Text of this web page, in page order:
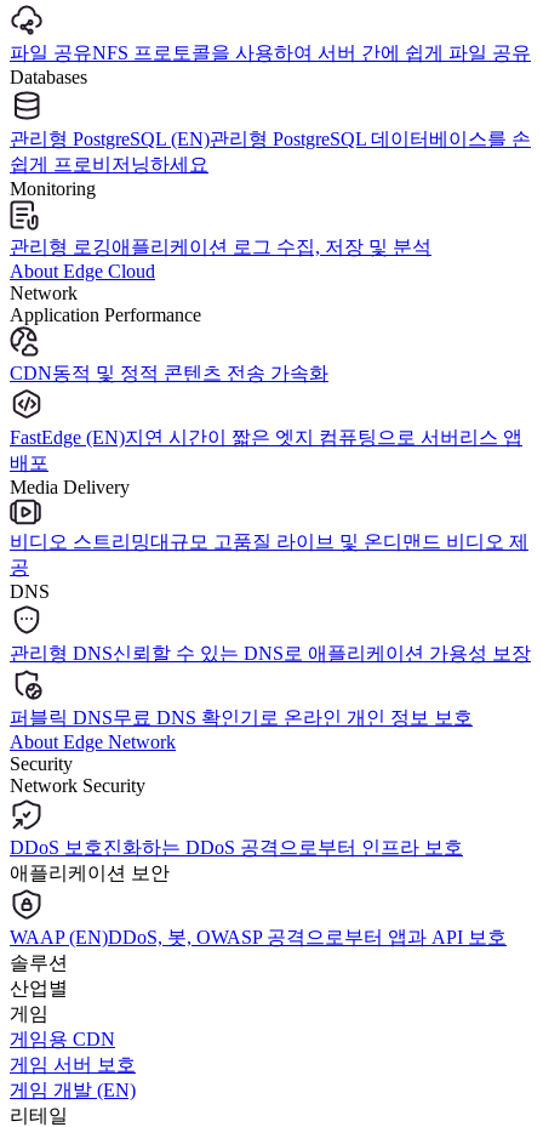
파일 공유NFS 프로토콜을 사용하여 서버 간에 쉽게 파일 공유
Databases
관리형 PostgreSQL (EN)관리형 PostgreSQL 데이터베이스를 손
쉽게 프로비저닝하세요
Monitoring
관리형 로깅애플리케이션 로그 수집, 저장 및 분석
About Edge Cloud
Network
Application Performance
CDN동적 및 정적 콘텐츠 전송 가속화
FastEdge (EN)지연 시간이 짧은 엣지 컴퓨팅으로 서버리스 앱
배포
Media Delivery
비디오 스트리밍대규모 고품질 라이브 및 온디맨드 비디오 제
공
DNS
관리형 DNS신뢰할 수 있는 DNS로 애플리케이션 가용성 보장
퍼블릭 DNS무료 DNS 확인기로 온라인 개인 정보 보호
About Edge Network
Security
Network Security
DDoS 보호진화하는 DDoS 공격으로부터 인프라 보호
애플리케이션 보안
WAAP (EN)DDoS, 봇, OWASP 공격으로부터 앱과 API 보호
솔루션
산업별
게임
게임용 CDN
게임 서버 보호
게임 개발 (EN)
리테일